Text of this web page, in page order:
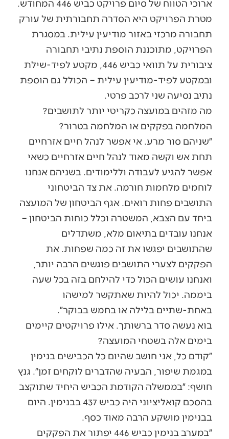
ארוכי הטווח של סיום פרויקט כביש 446 המחודש.
מטרת הפרויקט היא הסדרה תחבורתית של עורק
תחבורה מרכזי באזור מודיעין עילית. במסגרת
הפרויקט, מתוכננת הוספת נתיבי תחבורה
ציבורית על תוואי כביש 446, מקטע לפיד-שילת
ובמקטע לפיד-מודיעין עילית – הכולל גם הוספת
נתיב נסיעה שני לרכב פרטי.
מה מזהים במועצה כקריטי יותר לתושבים?
המלחמה בפקקים או המלחמה בטרור?
״שניהם סור מרע. אי אפשר לנהל חיים אזרחיים
תחת אש וקשה מאוד לנהל חיים אזרחיים כשאי
אפשר להגיע לעבודה וללימודים. בשניהם אנחנו
לוחמים מלחמות חורמה. את צד הביטחוני
התושבים פחות רואים. אגף הביטחון של המועצה
ביחד עם הצבא, המשטרה וכלל כוחות הביטחון –
אנחנו עובדים בתיאום מלא, משתדלים
שהתושבים יפגשו את זה כמה שפחות. את
הפקקים לצערי התושבים פוגשים הרבה יותר,
ואנחנו עושים הכול כדי להילחם בזה בכל שעה
ביממה. יכול להיות שאתקשר למישהו
באחת-שתיים בלילה או בחמש בבוקר״.
בוא נעשה סדר ברשותך. אילו פרויקטים קיימים
בימים אלה בשטחי המועצה?
״קודם כל, אני חושב שהיום כל הכבישים בנימין
במגמת שיפור, הבעיה שהדברים לוקחים זמן״. גנץ
חושף: ״בממשלה הקודמת הכביש היחיד שתוקצב
בהסכם קואליציוני היה כביש 437 בבנימין. היום
בבנימין מושקע הרבה מאוד כסף.
״במערב בנימין כביש 446 יפתור את הפקקים